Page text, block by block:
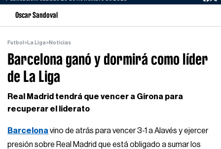
Oscar Sandoval
Futbol >La Liga>Noticias
Barcelona ganó y dormirá como líder
de La Liga
Real Madrid tendrá que vencer a Girona para
recuperar el liderato
Barcelona vino de atrás para vencer 3-1 a Alavés y ejercer
presión sobre Real Madrid que está obligado a sumar los